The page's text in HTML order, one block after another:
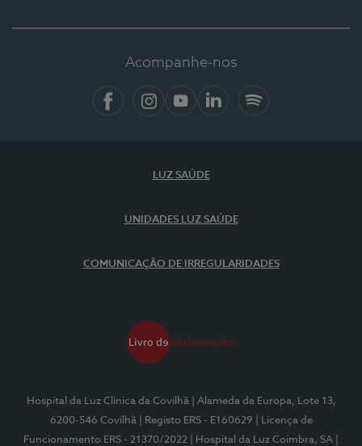
Acompanhe-nos
LUZ SAÚDE
UNIDADES LUZ SAÚDE
COMUNICAÇÃO DE IRREGULARIDADES
Hospital da Luz Clínica da Covilhã
| Alameda da Europa, Lote 13,
6200-546 Covilhã
| Registo ERS - E160629
| Licença de
Funcionamento ERS - 21370/2022
| Hospital da Luz Coimbra, SA